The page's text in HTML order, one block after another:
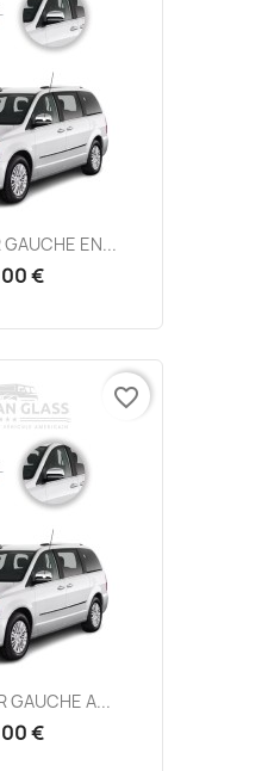
GAUCHE EN...
€
GAUCHE A...
€
favorite_border